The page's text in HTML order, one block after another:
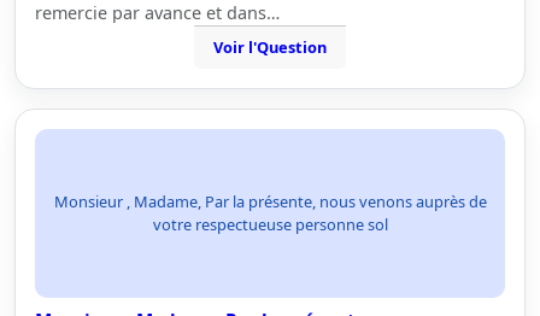
remercie par avance et dans…
Voir l'Question
Monsieur , Madame, Par la présente, nous venons auprès de
votre respectueuse personne sol